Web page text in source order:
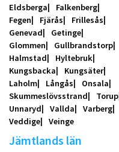
Eldsberga
Falkenberg
Fegen
Fjärås
Frillesås
Genevad
Getinge
Glommen
Gullbrandstorp
Halmstad
Hyltebruk
Kungsbacka
Kungsäter
Laholm
Långås
Onsala
Skummeslövsstrand
Torup
Unnaryd
Vallda
Varberg
Veddige
Veinge
Jämtlands län